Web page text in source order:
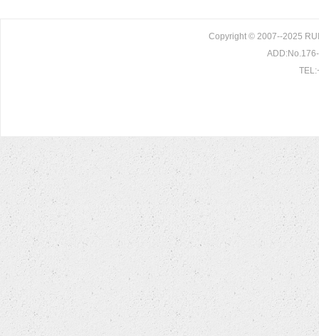
Copyright © 2007--2025